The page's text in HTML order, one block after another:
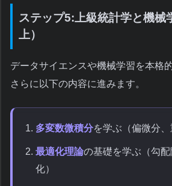
ステップ5:上級統計学と機械
上）
データサイエンスや機械学習を本格
さらに以下の内容に進みます。
多変数微積分を学ぶ（偏微分、
最適化理論の基礎を学ぶ（勾
化）